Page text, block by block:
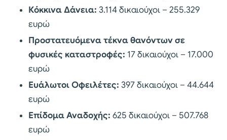
Κόκκινα Δάνεια: 3.114 δικαιούχοι – 255.329
ευρώ
Προστατευόμενα τέκνα θανόντων σε
φυσικές καταστροφές: 17 δικαιούχοι – 17.000
ευρώ
Ευάλωτοι Οφειλέτες: 397 δικαιούχοι – 44.644
ευρώ
Επίδομα Αναδοχής: 625 δικαιούχοι – 507.768
ευρώ